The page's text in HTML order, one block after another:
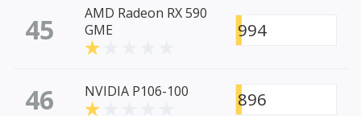
45
AMD Radeon RX 590
GME
994
46 NVIDIA P106-100 896